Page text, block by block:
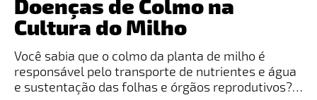
Cultura do Milho
Você sabia que o colmo da planta de milho é
responsável pelo transporte de nutrientes e água
e sustentação das folhas e órgãos reprodutivos? É